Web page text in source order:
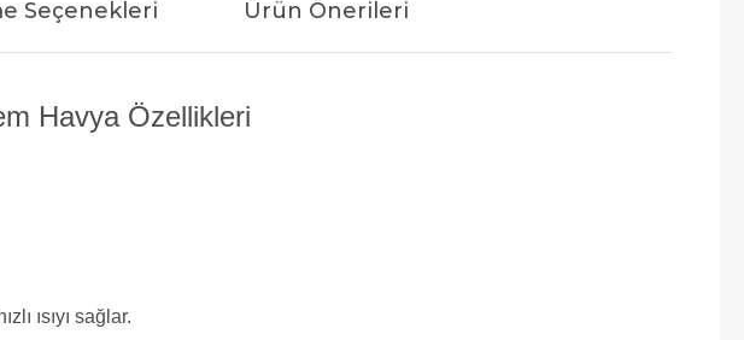
Seçenekleri Ürün Önerileri
Havya Özellikleri
ısıyı sağlar.